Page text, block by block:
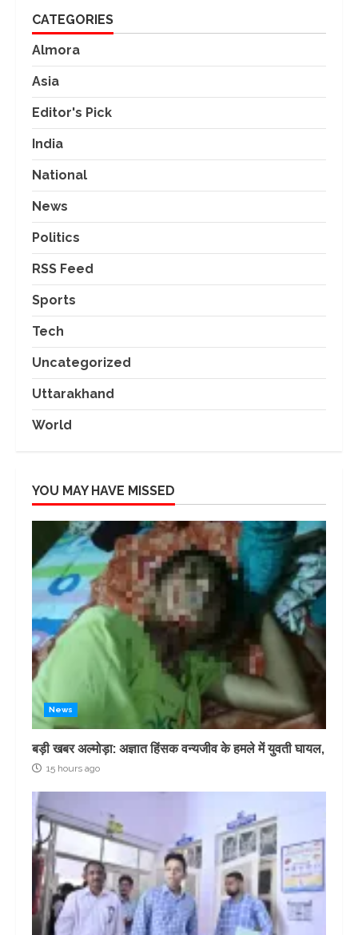
CATEGORIES
Almora
Asia
Editor's Pick
India
National
News
Politics
RSS Feed
Sports
Tech
Uncategorized
Uttarakhand
World
YOU MAY HAVE MISSED
News
बड़ी खबर अल्मोड़ा: अज्ञात हिंसक वन्यजीव के हमले में युवती घायल,
15 hours ago